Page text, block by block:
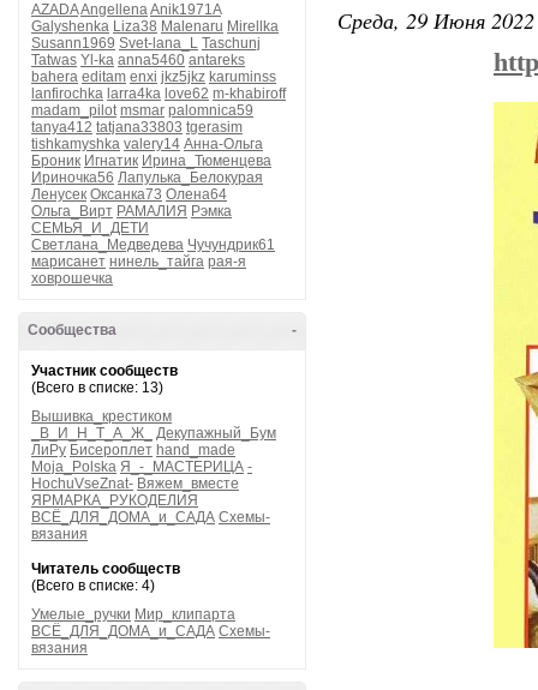
AZADAAngellenaAnik1971A
Galyshenka Liza38 Malenaru Mirellka
Susann1969 Svet-lana_L Taschunj
Tatwas Yl-ka anna5460 antareks
bahera editam enxi jkz5jkz karuminss
lanfirochka larra4ka love62 m-khabiroff
madam_pilot msmar palomnica59
tanya412 tatjana33803 tgerasim
tishkamyshka valery14 Анна-Ольга
Броник Игнатик Ирина_Тюменцева
Ириночка56 Лапулька_Белокурая
Ленусек Оксанка73 Олена64
Ольга_Вирт РАМАЛИЯ Рэмка
СЕМЬЯ_И_ДЕТИ
Светлана_Медведева Чучундрик61
марисанет нинель_тайга рая-я
ховрошечка
-
Сообщества
Участник сообществ
(Всего в списке: 13)
Вышивка_крестиком
_В_И_Н_Т_А_Ж_
Декупажный_Бум
ЛиРу Бисероплет hand_made
Moja_Polska Я_-_МАСТЕРИЦА -
HochuVseZnat- Вяжем_вместе
ЯРМАРКА_РУКОДЕЛИЯ
ВСЁ_ДЛЯ_ДОМА_и_САДА Схемы-
вязания
Читатель сообществ
(Всего в списке: 4)
Умелые_ручки Мир_клипарта
ВСЁ_ДЛЯ_ДОМА_и_САДА Схемы-
вязания
Среда, 29 Июня